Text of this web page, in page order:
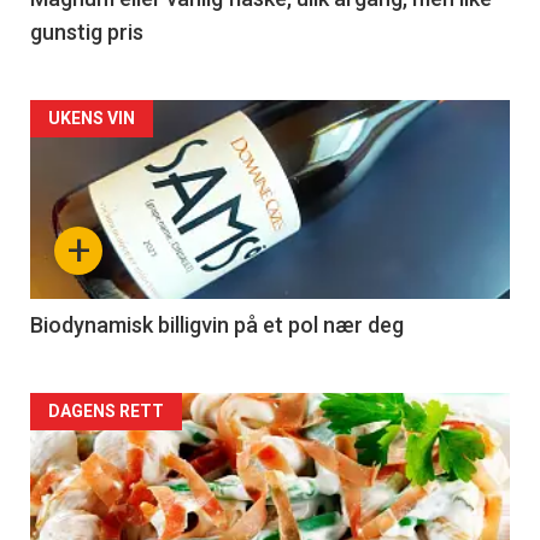
gunstig pris
Forsiden
akkurat
nå
4
+
UKENS VIN
Biodynamisk billigvin på et pol nær deg
Forsiden
akkurat
nå
DAGENS RETT